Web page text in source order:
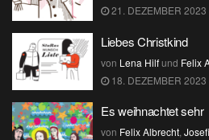
21. DEZEMBER 2023
Liebes Christkind
von Lena Hilfund Felix
18. DEZEMBER 2023
Es weihnachtet sehr
von Felix Albrecht,